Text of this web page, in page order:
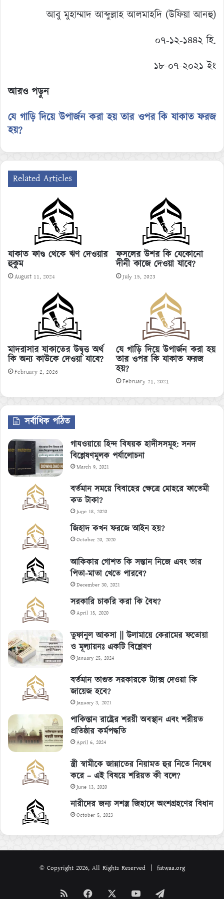
আবু মুহাম্মাদ আব্দুল্লাহ আলমাহদি (উফিয়া আনহু)
০৭-১২-১৪৪২ হি.
১৮-০৭-২০২১ ইং
আরও পড়ুন
যে গাড়ি দিয়ে উপার্জন করা হয় তার ওপর কি যাকাত ফরজ
হয়?
Related Articles
যাকাত ফাণ্ড থেকে ঋণ দেওয়ার
হুকুম
August 11, 2024
ফসলের উশর কি যেকোনো
দীনী কাজে দেওয়া যাবে?
July 15, 2023
মাদরাসার যাকাতের উদ্বৃত্ত অর্থ
কি অন্য কাউকে দেওয়া যাবে?
February 2, 2026
যে গাড়ি দিয়ে উপার্জন করা হয়
তার ওপর কি যাকাত ফরজ
হয়?
February 21, 2021
সর্বাধিক পঠিত
গাযওয়ায়ে হিন্দ বিষয়ক হাদীসসমূহ: সনদ
বিশ্লেষণমূলক পর্যালোচনা
March 9, 2021
বর্তমান সময়ে বিবাহের ক্ষেত্রে মোহরে ফাতেমী
কত টাকা?
June 18, 2020
জিহাদ কখন ফরজে আইন হয়?
October 20, 2020
আকিকার গোশত কি সন্তান নিজে এবং তার
পিতা-মাতা খেতে পারবে?
December 30, 2021
সরকারি চাকরি করা কি বৈধ?
April 15, 2020
তুফানুল আকসা || উলামায়ে কেরামের ফতোয়া
ও মূল্যায়নঃ একটি বিশ্লেষণ
January 25, 2024
বর্তমান তাগুত সরকারকে ট্যাক্স দেওয়া কি
জায়েজ হবে?
January 3, 2021
পাকিস্তান রাষ্ট্রের শরয়ী অবস্থান এবং শরীয়ত
প্রতিষ্ঠার কর্মপদ্ধতি
April 6, 2024
স্ত্রী স্বামীকে জান্নাতের নিয়ামত হুর নিতে নিষেধ
করে – এই বিষয়ে শরিয়ত কী বলে?
June 13, 2020
নারীদের জন্য সশস্ত্র জিহাদে অংশগ্রহণের বিধান
October 5, 2023
© Copyright 2026, All Rights Reserved | fatwaa.org
Facebook YouTube